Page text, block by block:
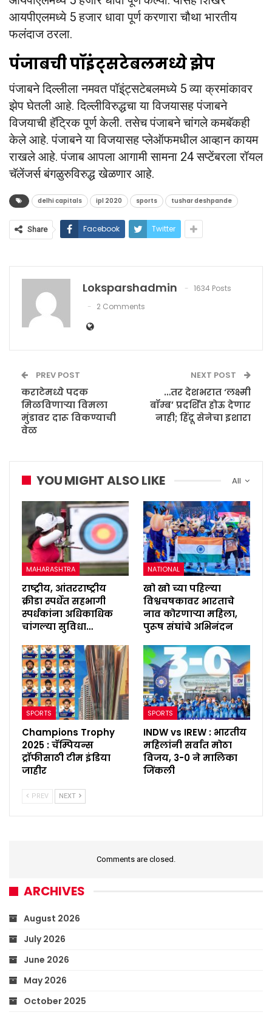
आयपीएलमध्ये 5 हजार धावा पूर्ण करणारा चौथा भारतीय
फलंदाज ठरला.
पंजाबची पॉइंट्सटेबलमध्ये झेप
पंजाबने दिल्लीला नमवत पॉइ्ंट्सटेबलमध्ये 5 व्या क्रमांकावर
झेप घेतली आहे. दिल्लीविरुद्धचा या विजयासह पंजाबने
विजयाची हॅट्रिक पूर्ण केली. तसेच पंजाबने चांगले कमबॅकही
केले आहे. पंजाबने या विजयासह प्लेऑफमधील आव्हान कायम
राखले आहे. पंजाब आपला आगामी सामना 24 सप्टेंबरला रॉयल
चॅलेंजर्स बंगळुरुविरुद्ध खेळणार आहे.
delhi capitals ipl 2020 sports tushar deshpande
Share Facebook Twitter
Loksparshadmin
1634 Posts
2 Comments
PREV POST
कराटेमध्ये पदक
मिळविणाऱ्या विमला
मुंडावर दारू विकण्याची
वेळ
NEXT POST
…तर देशभरात ‘लक्ष्मी
बॉम्ब’ प्रदर्शित होऊ देणार
नाही; हिंदू सेनेचा इशारा
All
YOU MIGHT ALSO LIKE
MAHARASHTRA
राष्ट्रीय, आंतरराष्ट्रीय
क्रीडा स्पर्धेत सहभागी
स्पर्धकांना अधिकाधिक
चांगल्या सुविधा…
NATIONAL
खो खो च्या पहिल्या
विश्वचषकावर भारताचे
नाव कोरणाऱ्या महिला,
पुरूष संघांचे अभिनंदन
SPORTS
Champions Trophy
2025 : चॅम्पियन्स
ट्रॉफीसाठी टीम इंडिया
जाहीर
SPORTS
INDW vs IREW : भारतीय
महिलांनी सर्वात मोठा
विजय, 3-0 ने मालिका
जिंकली
PREV NEXT
Comments are closed.
ARCHIVES
August 2026
July 2026
June 2026
May 2026
October 2025